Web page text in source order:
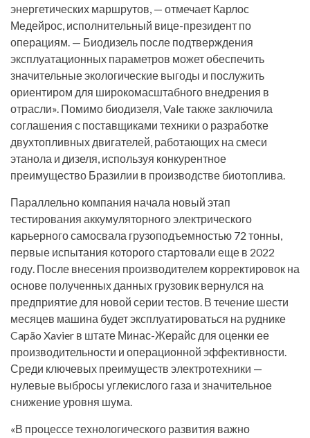
энергетических маршрутов, — отмечает Карлос
Медейрос, исполнительный вице-президент по
операциям. — Биодизель после подтверждения
эксплуатационных параметров может обеспечить
значительные экологические выгоды и послужить
ориентиром для широкомасштабного внедрения в
отрасли». Помимо биодизеля, Vale также заключила
соглашения с поставщиками техники о разработке
двухтопливных двигателей, работающих на смеси
этанола и дизеля, используя конкурентное
преимущество Бразилии в производстве биотоплива.
Параллельно компания начала новый этап
тестирования аккумуляторного электрического
карьерного самосвала грузоподъемностью 72 тонны,
первые испытания которого стартовали еще в 2022
году. После внесения производителем корректировок на
основе полученных данных грузовик вернулся на
предприятие для новой серии тестов. В течение шести
месяцев машина будет эксплуатироваться на руднике
Capão Xavier в штате Минас-Жерайс для оценки ее
производительности и операционной эффективности.
Среди ключевых преимуществ электротехники —
нулевые выбросы углекислого газа и значительное
снижение уровня шума.
«В процессе технологического развития важно